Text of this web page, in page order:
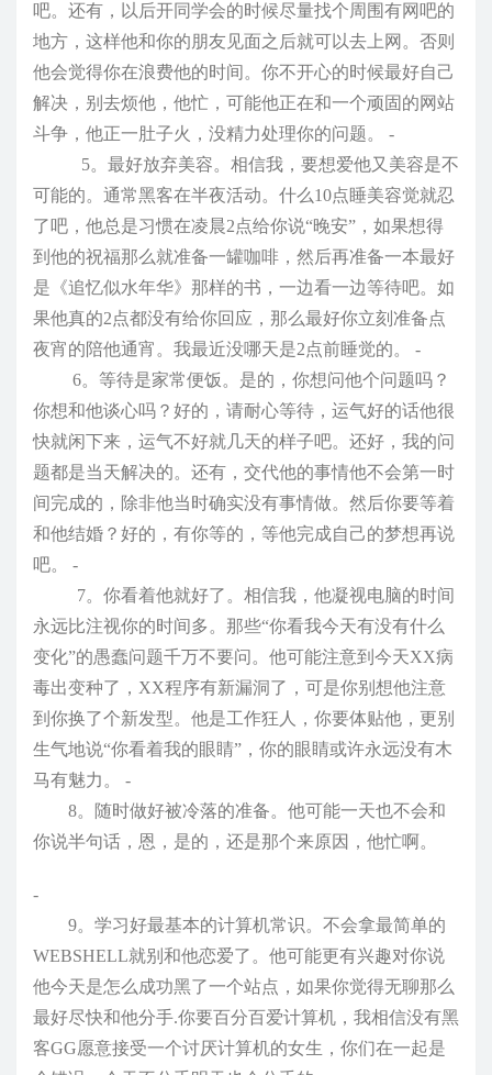
吧。还有，以后开同学会的时候尽量找个周围有网吧的
地方，这样他和你的朋友见面之后就可以去上网。否则
他会觉得你在浪费他的时间。你不开心的时候最好自己
解决，别去烦他，他忙，可能他正在和一个顽固的网站
斗争，他正一肚子火，没精力处理你的问题。 -
5。最好放弃美容。相信我，要想爱他又美容是不
可能的。通常黑客在半夜活动。什么10点睡美容觉就忍
了吧，他总是习惯在凌晨2点给你说“晚安”，如果想得
到他的祝福那么就准备一罐咖啡，然后再准备一本最好
是《追忆似水年华》那样的书，一边看一边等待吧。如
果他真的2点都没有给你回应，那么最好你立刻准备点
夜宵的陪他通宵。我最近没哪天是2点前睡觉的。 -
6。等待是家常便饭。是的，你想问他个问题吗？
你想和他谈心吗？好的，请耐心等待，运气好的话他很
快就闲下来，运气不好就几天的样子吧。还好，我的问
题都是当天解决的。还有，交代他的事情他不会第一时
间完成的，除非他当时确实没有事情做。然后你要等着
和他结婚？好的，有你等的，等他完成自己的梦想再说
吧。 -
7。你看着他就好了。相信我，他凝视电脑的时间
永远比注视你的时间多。那些“你看我今天有没有什么
变化”的愚蠢问题千万不要问。他可能注意到今天XX病
毒出变种了，XX程序有新漏洞了，可是你别想他注意
到你换了个新发型。他是工作狂人，你要体贴他，更别
生气地说“你看着我的眼睛”，你的眼睛或许永远没有木
马有魅力。 -
8。随时做好被冷落的准备。他可能一天也不会和
你说半句话，恩，是的，还是那个来原因，他忙啊。
-
9。学习好最基本的计算机常识。不会拿最简单的
WEBSHELL就别和他恋爱了。他可能更有兴趣对你说
他今天是怎么成功黑了一个站点，如果你觉得无聊那么
最好尽快和他分手.你要百分百爱计算机，我相信没有黑
客GG愿意接受一个讨厌计算机的女生，你们在一起是